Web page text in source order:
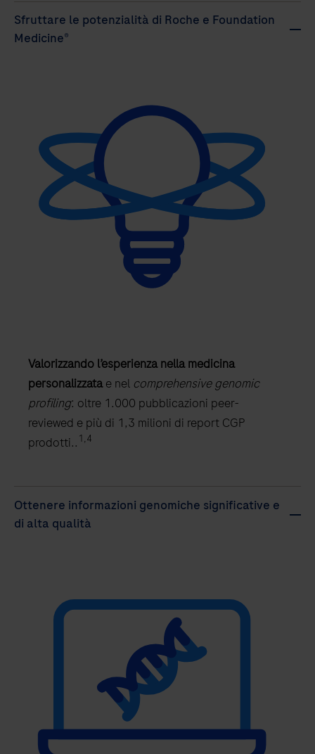
Sfruttare le potenzialità di Roche e Foundation
Medicine®
Valorizzando l’esperienza nella medicina
personalizzatae nel comprehensive genomic
profiling: oltre 1.000 pubblicazioni peer-
reviewed e più di 1,3 milioni di report CGP
prodotti.. 1,4
Ottenere informazioni genomiche significative e
di alta qualità